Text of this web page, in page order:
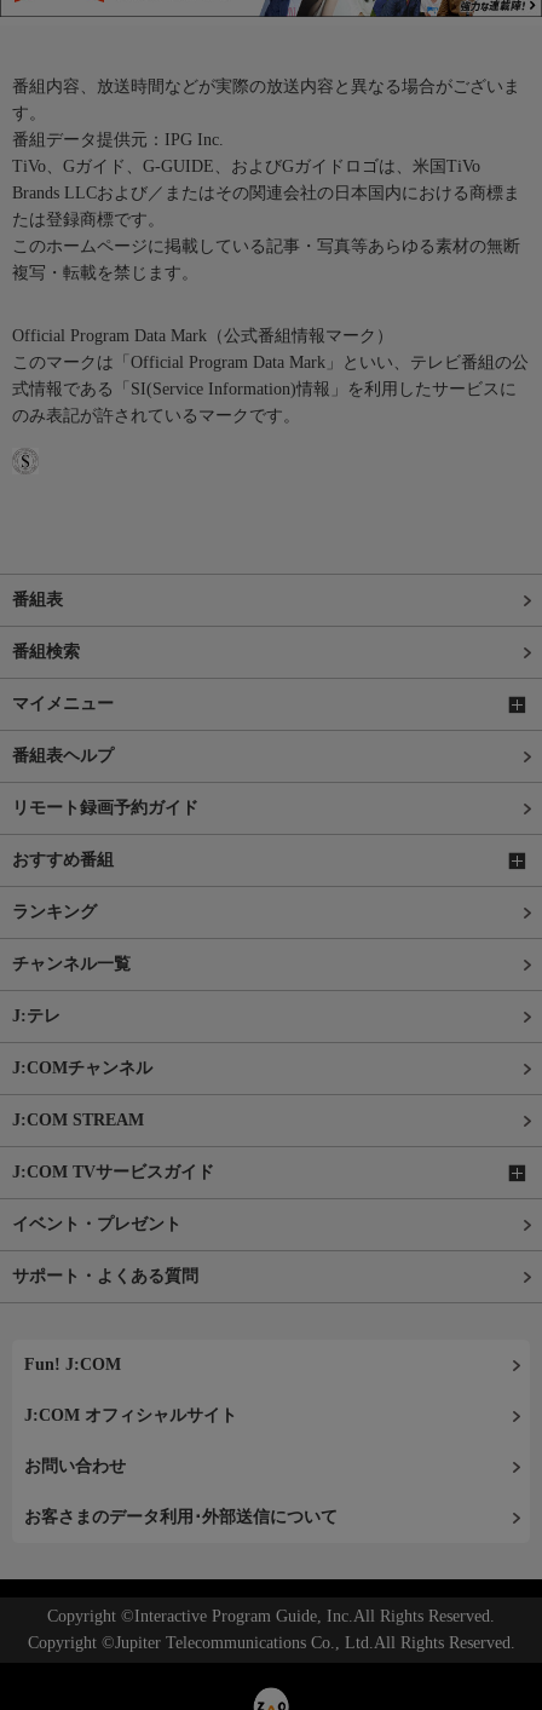
番組内容、放送時間などが実際の放送内容と異なる場合がございま
す。
番組データ提供元：IPG Inc.
TiVo、Gガイド、G-GUIDE、およびGガイドロゴは、米国TiVo
Brands LLCおよび／またはその関連会社の日本国内における商標ま
たは登録商標です。
このホームページに掲載している記事・写真等あらゆる素材の無断
複写・転載を禁じます。
Official Program Data Mark（公式番組情報マーク）
このマークは「Official Program Data Mark」といい、テレビ番組の公
式情報である「SI(Service Information)情報」を利用したサービスに
のみ表記が許されているマークです。
番組表
番組検索
マイメニュー
番組表ヘルプ
リモート録画予約ガイド
おすすめ番組
ランキング
チャンネル一覧
J:テレ
J:COMチャンネル
J:COM STREAM
J:COM TVサービスガイド
イベント・プレゼント
サポート・よくある質問
Fun! J:COM
J:COM オフィシャルサイト
お問い合わせ
お客さまのデータ利用･外部送信について
Copyright ©Interactive Program Guide, Inc.All Rights Reserved.
Copyright ©Jupiter Telecommunications Co., Ltd.All Rights Reserved.